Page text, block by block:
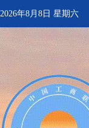
2026年8月8日 星期六